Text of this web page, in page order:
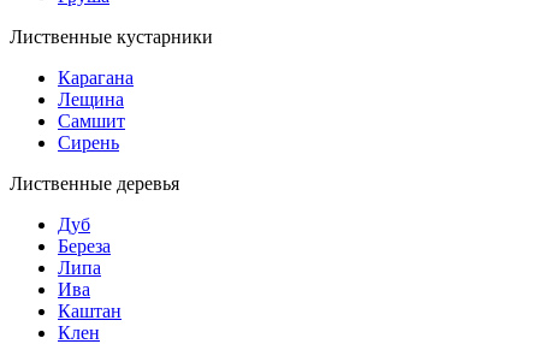
Лиственные кустарники
Карагана
Лещина
Самшит
Сирень
Лиственные деревья
Дуб
Береза
Липа
Ива
Каштан
Клен